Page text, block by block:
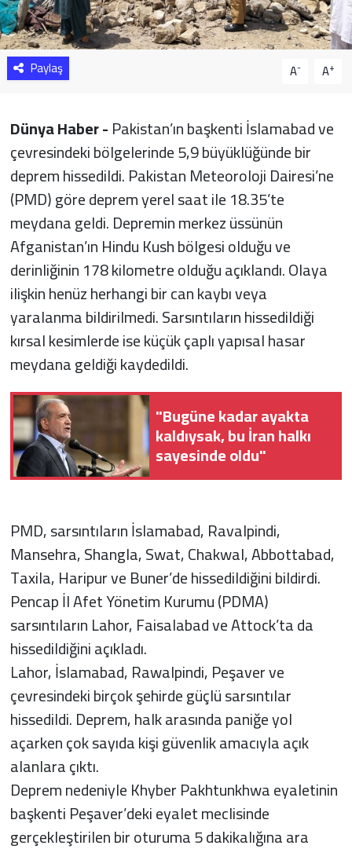
Paylaş A- A+
Dünya Haber -Pakistan’ın başkenti İslamabad ve
çevresindeki bölgelerinde 5,9 büyüklüğünde bir
deprem hissedildi. Pakistan Meteoroloji Dairesi’ne
(PMD) göre deprem yerel saat ile 18.35’te
meydana geldi. Depremin merkez üssünün
Afganistan’ın Hindu Kush bölgesi olduğu ve
derinliğinin 178 kilometre olduğu açıklandı. Olaya
ilişkin henüz herhangi bir can kaybı veya
yaralanma bildirilmedi. Sarsıntıların hissedildiği
kırsal kesimlerde ise küçük çaplı yapısal hasar
meydana geldiği kaydedildi.
"Bugüne kadar ayakta
kaldıysak, bu İran halkı
sayesinde oldu"
PMD, sarsıntıların İslamabad, Ravalpindi,
Mansehra, Shangla, Swat, Chakwal, Abbottabad,
Taxila, Haripur ve Buner’de hissedildiğini bildirdi.
Pencap İl Afet Yönetim Kurumu (PDMA)
sarsıntıların Lahor, Faisalabad ve Attock’ta da
hissedildiğini açıkladı.
Lahor, İslamabad, Rawalpindi, Peşaver ve
çevresindeki birçok şehirde güçlü sarsıntılar
hissedildi. Deprem, halk arasında paniğe yol
açarken çok sayıda kişi güvenlik amacıyla açık
alanlara çıktı.
Deprem nedeniyle Khyber Pakhtunkhwa eyaletinin
başkenti Peşaver’deki eyalet meclisinde
gerçekleştirilen bir oturuma 5 dakikalığına ara